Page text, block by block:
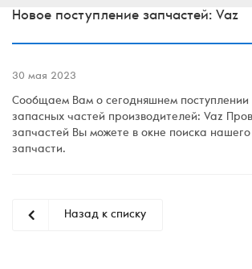
Новое поступление запчастей: Vaz
30 мая 2023
Сообщаем Вам о сегодняшнем поступлении
запасных частей производителей: Vaz
запчастей Вы можете в окне поиска
запчасти.
Назад к списку